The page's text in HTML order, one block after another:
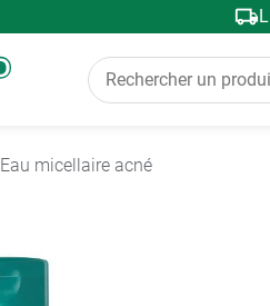
Eau micellaire acné